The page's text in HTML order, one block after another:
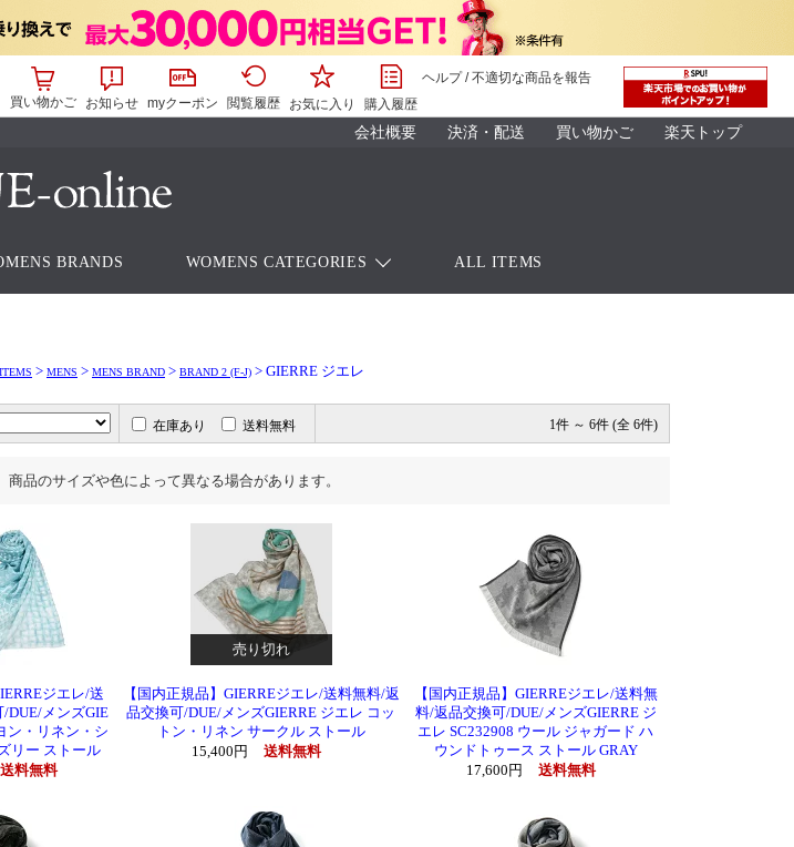
買い物かご
お知らせ myクーポン 閲覧履歴 お気に入り 購入履歴
ヘルプ/不適切な商品を報告
会社概要 決済・配送 買い物かご 楽天トップ
BRANDS WOMENS CATEGORIES ALL ITEMS
> MENS > MENS BRAND > BRAND 2 (F-J) > GIERRE ジエレ
在庫あり 送料無料 1件 ～ 6件 (全 6件)
商品のサイズや色によって異なる場合があります。
売り切れ
ジエレ/送
DUE/メンズGIE
ン・リネン・シ
リー ストール
送料無料
【国内正規品】GIERREジエレ/送料無料/返
品交換可/DUE/メンズGIERRE ジエレ コッ
トン・リネン サークル ストール
15,400円
送料無料
【国内正規品】GIERREジエレ/送料無
料/返品交換可/DUE/メンズGIERRE ジ
エレ SC232908 ウール ジャガード ハ
ウンドトゥース ストール GRAY
17,600円
送料無料